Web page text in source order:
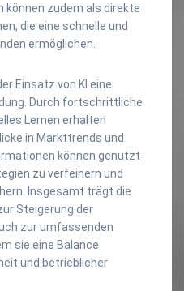
zudem als direkte
die eine schnelle und
ermöglichen.
Einsatz von KI eine
Durch fortschrittliche
Lernen erhalten
in Markttrends und
können genutzt
zu verfeinern und
Insgesamt trägt die
Steigerung der
zur umfassenden
sie eine Balance
und betrieblicher